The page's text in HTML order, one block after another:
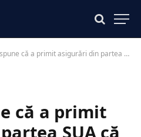
asigurări din partea SUA că armele americane pentru Kiev nu vor fi redirecționate în Orientul Mijlociu
că a primit
SUA că